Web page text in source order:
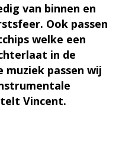
van binnen en
Ook passen
welke een
in de
muziek passen wij
Vincent.